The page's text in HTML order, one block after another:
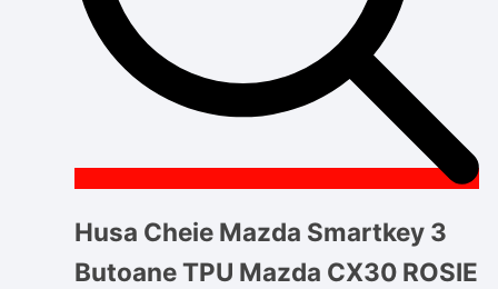
Husa Cheie Mazda Smartkey 3
Butoane TPU Mazda CX30 ROSIE